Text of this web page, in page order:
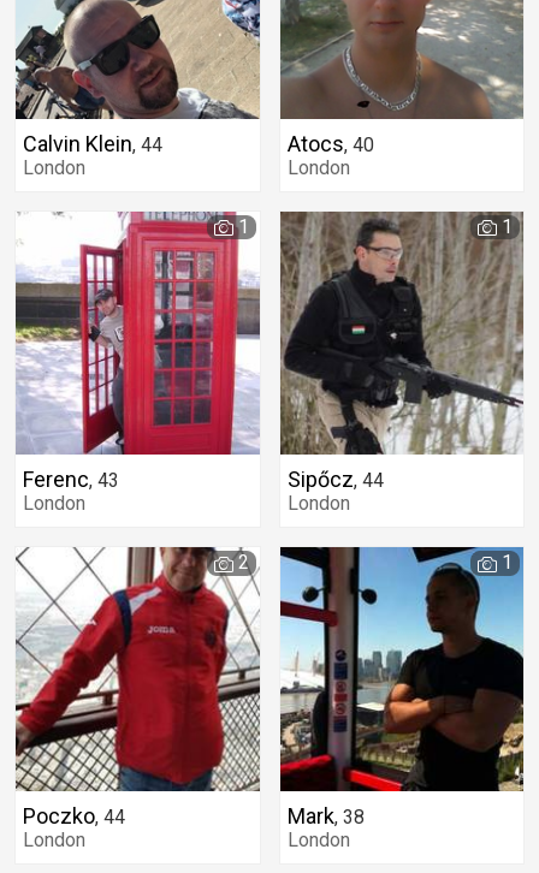
Calvin Klein, 44
London
Atocs, 40
London
Ferenc, 43
London
1
Sipőcz, 44
London
1
Poczko, 44
London
2
Mark, 38
London
1